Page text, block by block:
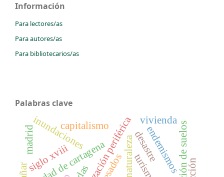
Información
Para lectores/as
Para autores/as
Para bibliotecarios/as
Palabras clave
ciudad de cartagena desastre
inundaciones
siglo xviii endemismos
capitalismo
madrid
vivienda